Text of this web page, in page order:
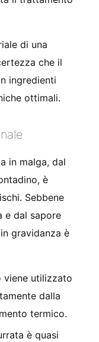
di una
che il
ingredienti
ottimali.
in malga, dal
è
Sebbene
e dal sapore
gravidanza è
viene utilizzato
dalla
termico.
è quasi